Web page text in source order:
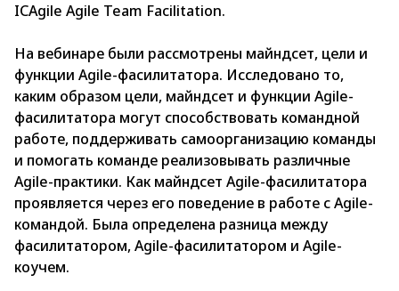
ICAgile Agile Team Facilitation.
На вебинаре были рассмотрены майндсет, цели и
функции Agile-фасилитатора. Исследовано то,
каким образом цели, майндсет и функции Agile-
фасилитатора могут способствовать командной
работе, поддерживать самоорганизацию команды
и помогать команде реализовывать различные
Agile-практики. Как майндсет Agile-фасилитатора
проявляется через его поведение в работе с Agile-
командой. Была определена разница между
фасилитатором, Agile-фасилитатором и Agile-
коучем.